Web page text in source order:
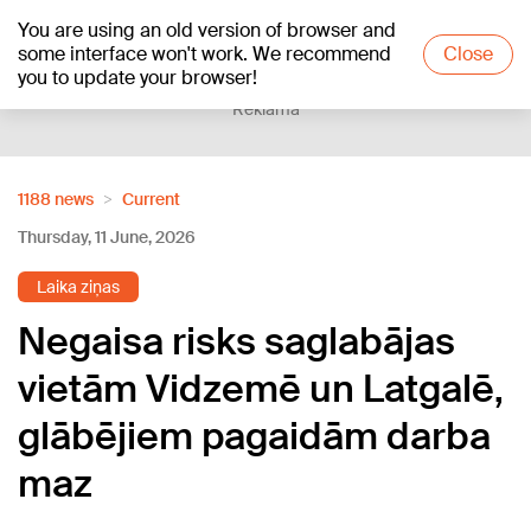
You are using an old version of browser and
some interface won't work. We recommend
you to update your browser!
Close
+20°C
Reklāma
1188 news
Current
Thursday, 11 June, 2026
Laika ziņas
Negaisa risks saglabājas
vietām Vidzemē un Latgalē,
glābējiem pagaidām darba
maz